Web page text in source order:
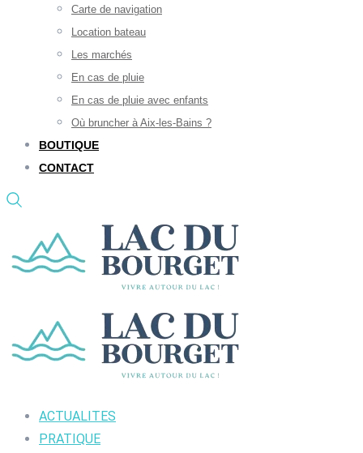
Carte de navigation
Location bateau
Les marchés
En cas de pluie
En cas de pluie avec enfants
Où bruncher à Aix-les-Bains ?
BOUTIQUE
CONTACT
ACTUALITES
PRATIQUE